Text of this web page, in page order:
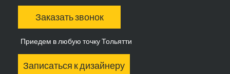
Заказать звонок
Приедем в любую точку Тольятти
Записаться к дизайнеру